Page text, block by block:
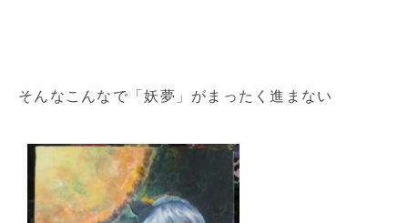
そんなこんなで「妖夢」がまったく進まない